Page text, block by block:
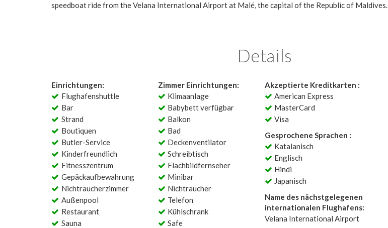
speedboat ride from the Velana International Airport at Malé, the capital of the Republic of Maldives.
Details
Einrichtungen:
Flughafenshuttle
Bar
Strand
Boutiquen
Butler-Service
Kinderfreundlich
Fitnesszentrum
Gepäckaufbewahrung
Nichtraucherzimmer
Außenpool
Restaurant
Sauna
Zimmer Einrichtungen:
Klimaanlage
Babybett verfügbar
Balkon
Bad
Deckenventilator
Schreibtisch
Flachbildfernseher
Minibar
Nichtraucher
Telefon
Kühlschrank
Safe
Akzeptierte Kreditkarten :
American Express
MasterCard
Visa
Gesprochene Sprachen :
Katalanisch
Englisch
Hindi
Japanisch
Name des nächstgelegenen
internationalen Flughafens:
Velana International Airport